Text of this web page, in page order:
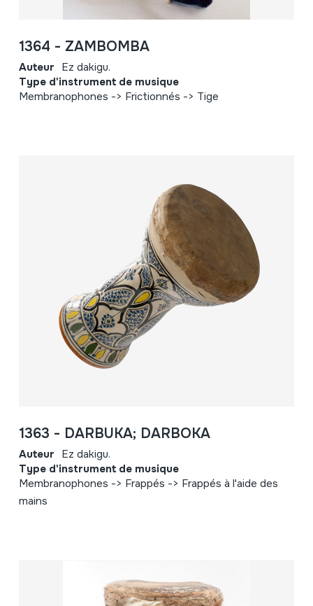
1364 - ZAMBOMBA
Auteur Ez dakigu.
Type d'instrument de musique
Membranophones -> Frictionnés -> Tige
1363 - DARBUKA; DARBOKA
Auteur Ez dakigu.
Type d'instrument de musique
Membranophones -> Frappés -> Frappés à l'aide des
mains